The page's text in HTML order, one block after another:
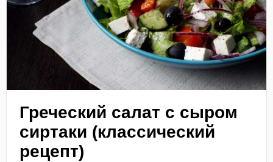
Греческий салат с сыром
сиртаки (классический
рецепт)